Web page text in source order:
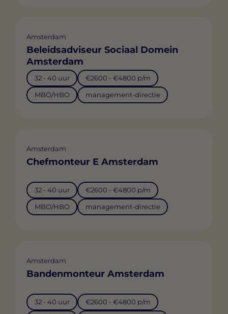
Amsterdam
Beleidsadviseur Sociaal Domein
Amsterdam
32 - 40 uur €2600 - €4800 p/m
MBO/HBO management-directie
Amsterdam
Chefmonteur E Amsterdam
32 - 40 uur €2600 - €4800 p/m
MBO/HBO management-directie
Amsterdam
Bandenmonteur Amsterdam
32 - 40 uur €2600 - €4800 p/m